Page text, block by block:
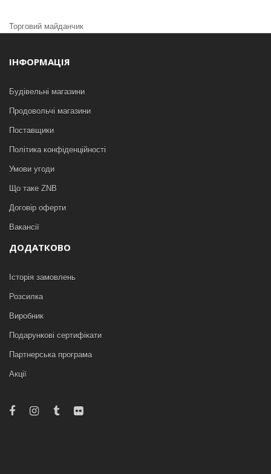
Торговий майданчик
ІНФОРМАЦІЯ
Будівельні магазини
Продовольчі магазини
Поставщики
Політика конфіденційності
Умови угоди
Що таке ZNB
Договір оферти
Вакансії
ДОДАТКОВО
Історія замовлень
Розсилка
Виробник
Подарункові сертифікати
Партнерська програма
Акції